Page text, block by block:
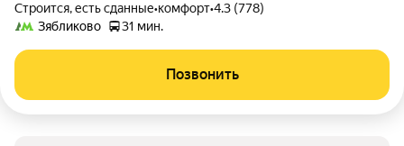
Строится, есть сданные•комфорт•4.3 (778)
Зябликово
31 мин.
Позвонить